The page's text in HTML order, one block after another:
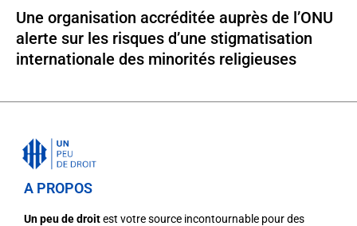
Une organisation accréditée auprès de l’ONU
alerte sur les risques d’une stigmatisation
internationale des minorités religieuses
A PROPOS
Un peu de droitest votre source incontournable pour des